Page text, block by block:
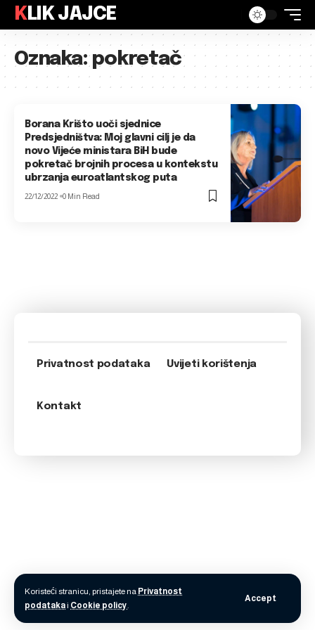
Koristeći stranicu, pristajete na Privatnost
podatakai Cookie policy.
Accept
KLIK JAJCE
Oznaka:pokretač
Borana Krišto uoči sjednice
Predsjedništva: Moj glavni cilj je da
novo Vijeće ministara BiH bude
pokretač brojnih procesa u kontekstu
ubrzanja euroatlantskog puta
22/12/2022 0 Min Read
Privatnost podataka Uvijeti korištenja
Kontakt